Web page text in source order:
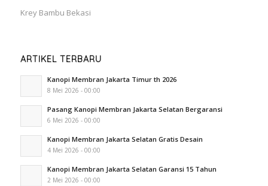
Krey Bambu Bekasi
ARTIKEL TERBARU
Kanopi Membran Jakarta Timur th 2026
8 Mei 2026 - 00:00
Pasang Kanopi Membran Jakarta Selatan Bergaransi
6 Mei 2026 - 00:00
Kanopi Membran Jakarta Selatan Gratis Desain
4 Mei 2026 - 00:00
Kanopi Membran Jakarta Selatan Garansi 15 Tahun
2 Mei 2026 - 00:00